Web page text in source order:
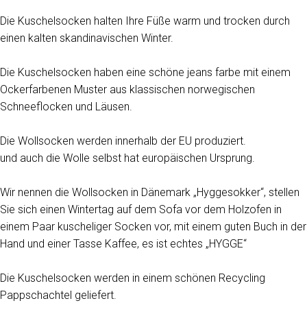
Die Kuschelsocken halten Ihre Füße warm und trocken durch
einen kalten skandinavischen Winter.
Die Kuschelsocken haben eine schöne jeans farbe mit einem
Ockerfarbenen Muster aus klassischen norwegischen
Schneeflocken und Läusen.
Die Wollsocken werden innerhalb der EU produziert.
und auch die Wolle selbst hat europäischen Ursprung.
Wir nennen die Wollsocken in Dänemark „Hyggesokker“, stellen
Sie sich einen Wintertag auf dem Sofa vor dem Holzofen in
einem Paar kuscheliger Socken vor, mit einem guten Buch in der
Hand und einer Tasse Kaffee, es ist echtes „HYGGE“
Die Kuschelsocken werden in einem schönen Recycling
Pappschachtel geliefert.